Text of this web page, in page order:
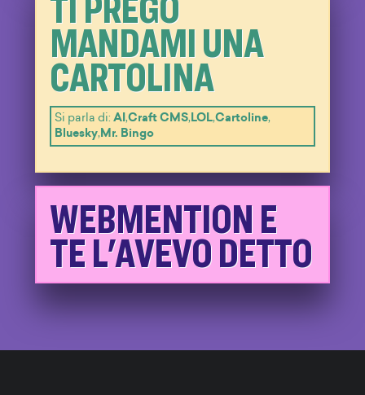
MANDAMI UNA
CARTOLINA
Si parla di: AI,Craft CMS,LOL,Cartoline,
Bluesky,Mr. Bingo
WEBMENTION E
TE L'AVEVO DETTO